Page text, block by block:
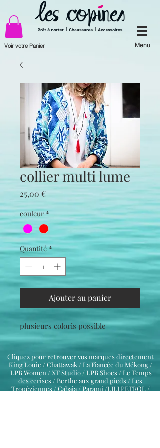
Voir votre Panier Menu
collier multi lume
25,00 €Prix
couleur *
Quantité *
Ajouter au panier
plusieurs coloris possible
Cliquez pour retrouver vos marques directement
King Louie /Chattawak/ La Fiancée du Mékong/
LPB Women /XT Studio / LPB Shoes /Le Temps
des cerises / Berthe aux grand pieds / Les
Tropéziennes/Cabaia / Parami /LILI PETROL /